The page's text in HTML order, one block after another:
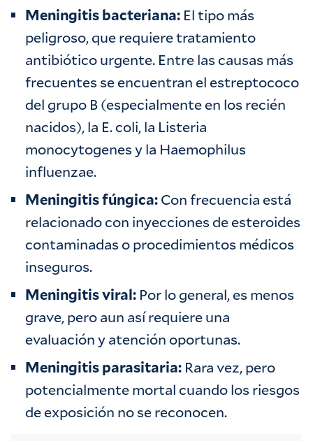
Meningitis bacteriana: El tipo más
peligroso, que requiere tratamiento
antibiótico urgente. Entre las causas más
frecuentes se encuentran el estreptococo
del grupo B (especialmente en los recién
nacidos), la E. coli, la Listeria
monocytogenes y la Haemophilus
influenzae.
Meningitis fúngica:Con frecuencia está
relacionado con inyecciones de esteroides
contaminadas o procedimientos médicos
inseguros.
Meningitis viral: Por lo general, es menos
grave, pero aun así requiere una
evaluación y atención oportunas.
Meningitis parasitaria: Rara vez, pero
potencialmente mortal cuando los riesgos
de exposición no se reconocen.